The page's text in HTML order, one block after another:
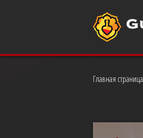
Главная страница